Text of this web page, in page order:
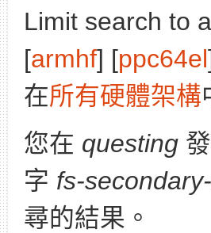
Limit search to
[armhf] [ppc64el
在所有硬體架構
您在 questing
字 fs-
尋的結果。